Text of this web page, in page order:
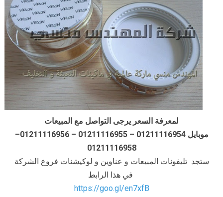
لمعرفة السعر يرجى التواصل مع المبيعات
موبايل 01211116954 – 01211116955 – 01211116956–
01211116958
ستجد تليفونات المبيعات و عناوين و لوكيشنات فروع الشركة
في هذا الرابط
https://goo.gl/en7xfB